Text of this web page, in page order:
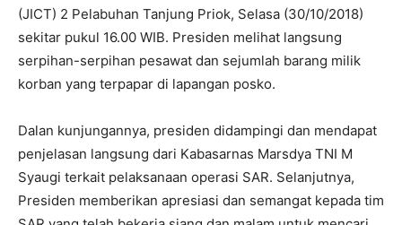
(JICT) 2 Pelabuhan Tanjung Priok, Selasa (30/10/2018)
sekitar pukul 16.00 WIB. Presiden melihat langsung
serpihan-serpihan pesawat dan sejumlah barang milik
korban yang terpapar di lapangan posko.
Dalan kunjungannya, presiden didampingi dan mendapat
penjelasan langsung dari Kabasarnas Marsdya TNI M
Syaugi terkait pelaksanaan operasi SAR. Selanjutnya,
Presiden memberikan apresiasi dan semangat kepada tim